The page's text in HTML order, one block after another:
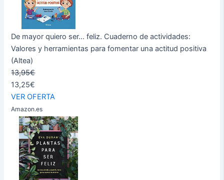
De mayor quiero ser... feliz. Cuaderno de actividades:
Valores y herramientas para fomentar una actitud positiva
(Altea)
13,95€
13,25€
VER OFERTA
Amazon.es